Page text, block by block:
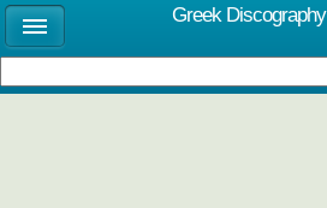
Greek Discography